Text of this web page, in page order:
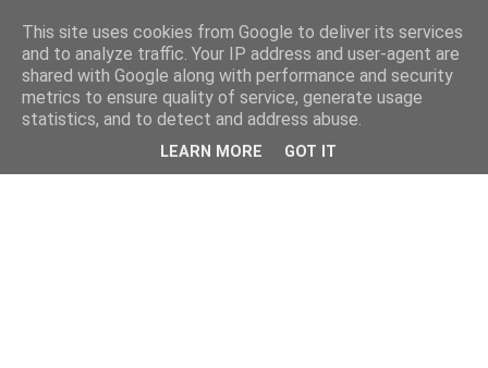
This site uses cookies from Google to deliver its services
and to analyze traffic. Your IP address and user-agent are
shared with Google along with performance and security
metrics to ensure quality of service, generate usage
statistics, and to detect and address abuse.
LEARN MORE GOT IT